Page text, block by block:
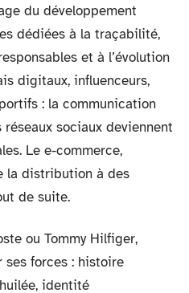
du développement
dédiées à la traçabilité,
et à l’évolution
digitaux, influenceurs,
: la communication
sociaux deviennent
Le e-commerce,
la distribution à des
de suite.
ou Tommy Hilfiger,
ses forces : histoire
identité